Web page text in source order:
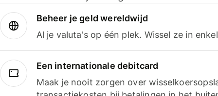
Beheer je geld wereldwijd
Al je valuta's op één plek. Wissel ze in
Een internationale debitcard
Maak je nooit zorgen over